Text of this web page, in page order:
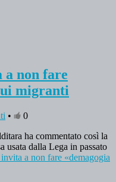
a non fare
migranti
•
0
ha commentato così la
usata dalla Lega in passato
a non fare «demagogia